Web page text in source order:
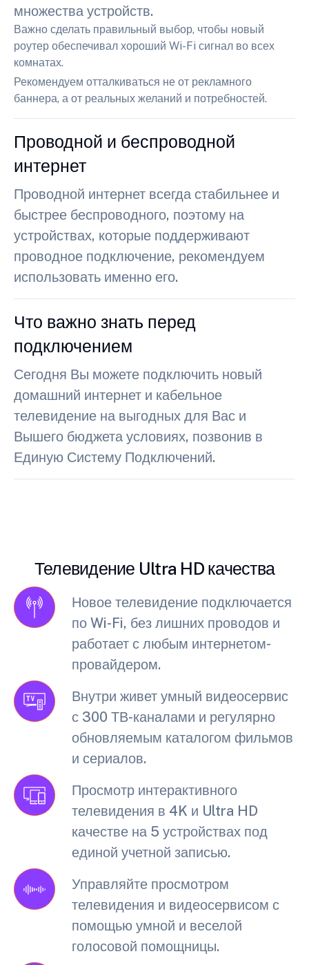
множества устройств.
Важно сделать правильный выбор, чтобы новый
роутер обеспечивал хороший Wi-Fi сигнал во всех
комнатах.
Рекомендуем отталкиваться не от рекламного
баннера, а от реальных желаний и потребностей.
Проводной и беспроводной
интернет
Проводной интернет всегда стабильнее и
быстрее беспроводного, поэтому на
устройствах, которые поддерживают
проводное подключение, рекомендуем
использовать именно его.
Что важно знать перед
подключением
Сегодня Вы можете подключить новый
домашний интернет и кабельное
телевидение на выгодных для Вас и
Вышего бюджета условиях, позвонив в
Единую Систему Подключений.
Телевидение Ultra HD качества
Новое телевидение подключается
по Wi-Fi, без лишних проводов и
работает с любым интернетом-
провайдером.
Внутри живет умный видеосервис
с 300 ТВ-каналами и регулярно
обновляемым каталогом фильмов
и сериалов.
Просмотр интерактивного
телевидения в 4K и Ultra HD
качестве на 5 устройствах под
единой учетной записью.
Управляйте просмотром
телевидения и видеосервисом с
помощью умной и веселой
голосовой помощницы.